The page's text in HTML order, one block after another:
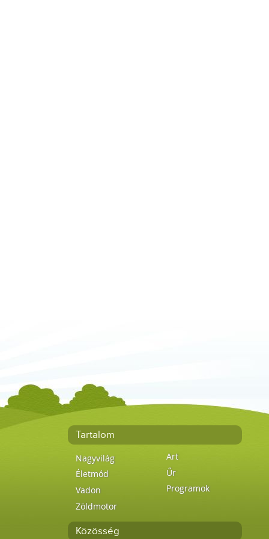
Tartalom
Nagyvilág
Életmód
Vadon
Zöldmotor
Art
Űr
Programok
Közösség